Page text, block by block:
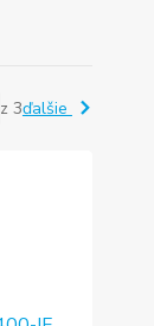
z 3ďalšie